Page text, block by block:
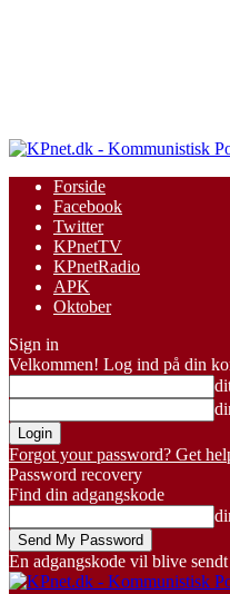
Forside
Facebook
Twitter
KPnetTV
KPnetRadio
APK
Oktober
Sign in
Velkommen! Log ind på din
Forgot your password? Get
Password recovery
Find din adgangskode
En adgangskode vil blive